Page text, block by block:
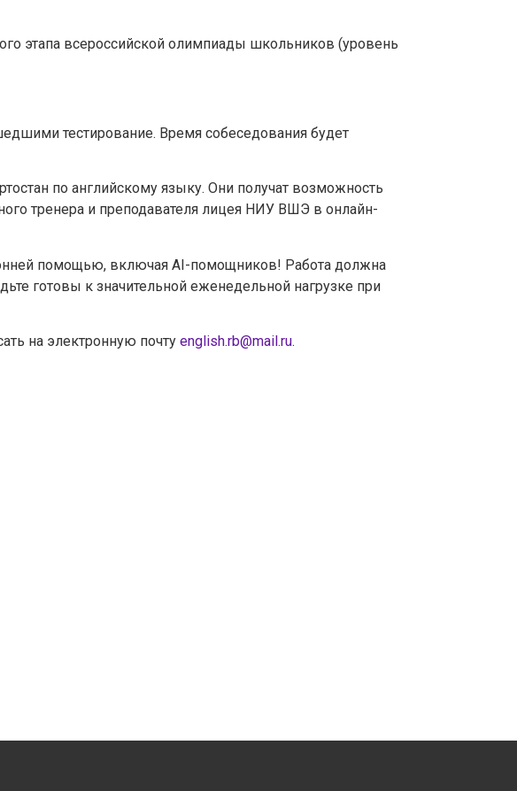
этапа всероссийской олимпиады школьников (уровень
тестирование. Время собеседования будет
по английскому языку. Они получат возможность
тренера и преподавателя лицея НИУ ВШЭ в онлайн-
помощью, включая AI-помощников! Работа должна
готовы к значительной еженедельной нагрузке при
на электронную почту english.rb@mail.ru.
JavaScript в